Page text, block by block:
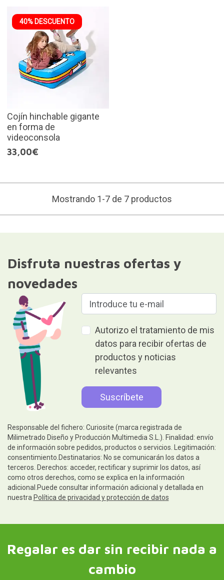
40% DESCUENTO
Cojín hinchable gigante
en forma de
videoconsola
33,00€
Mostrando 1-7 de 7 productos
Disfruta nuestras ofertas y
novedades
Autorizo el tratamiento de mis
datos para recibir ofertas de
productos y noticias
relevantes
Responsable del fichero: Curiosite (marca registrada de
Milimetrado Diseño y Producción Multimedia S.L.). Finalidad: envío
de información sobre pedidos, productos o servicios. Legitimación:
consentimiento.Destinatarios: No se comunicarán los datos a
terceros. Derechos: acceder, rectificar y suprimir los datos, así
como otros derechos, como se explica en la información
adicional.Puede consultar información adicional y detallada en
nuestra Política de privacidad y protección de datos
Regalar es dar sin recibir nada a
cambio